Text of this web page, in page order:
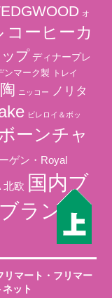
オ
コーヒーカ
プ ディナープレ
ンマーク製 トレイ
ニッコー
ノリタ
ビレロイ＆ボッ
ボーンチャ
ゲン・Royal
北欧 国内ブ
ランド
リマート ・ フリマー
ット